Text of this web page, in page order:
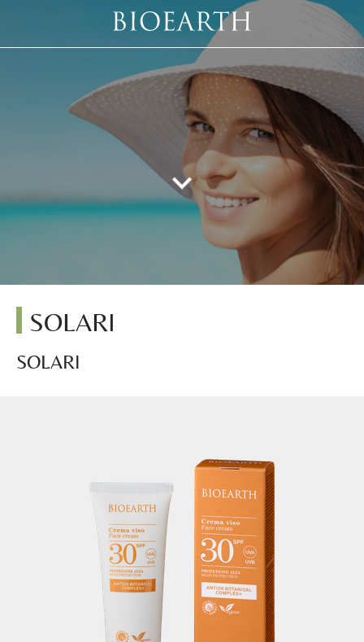
SOLARI
SOLARI